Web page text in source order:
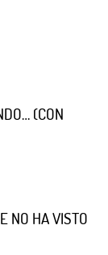
(CON
NO HA VISTO